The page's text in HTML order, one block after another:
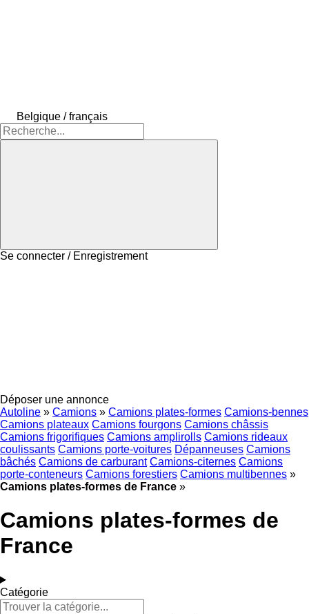
Belgique / français
Se connecter / Enregistrement
Déposer une annonce
Autoline » Camions » Camions plates-formes Camions-bennes
Camions plateaux Camions fourgons Camions châssis
Camions frigorifiques Camions amplirolls Camions rideaux
coulissants Camions porte-voitures Dépanneuses Camions
bâchés Camions de carburant Camions-citernes Camions
porte-conteneurs Camions forestiers Camions multibennes »
Camions plates-formes de France »
Camions plates-formes de
France
Catégorie